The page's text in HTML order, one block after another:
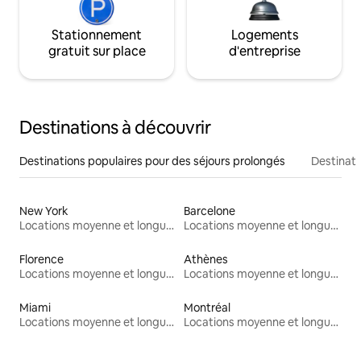
Stationnement
gratuit sur place
Logements
d'entreprise
Destinations à découvrir
Destinations populaires pour des séjours prolongés
New York
Locations moyenne et longue durée
Barcelone
Locations moyenne et longue durée
Florence
Locations moyenne et longue durée
Athènes
Locations moyenne et longue durée
Miami
Locations moyenne et longue durée
Montréal
Locations moyenne et longue durée